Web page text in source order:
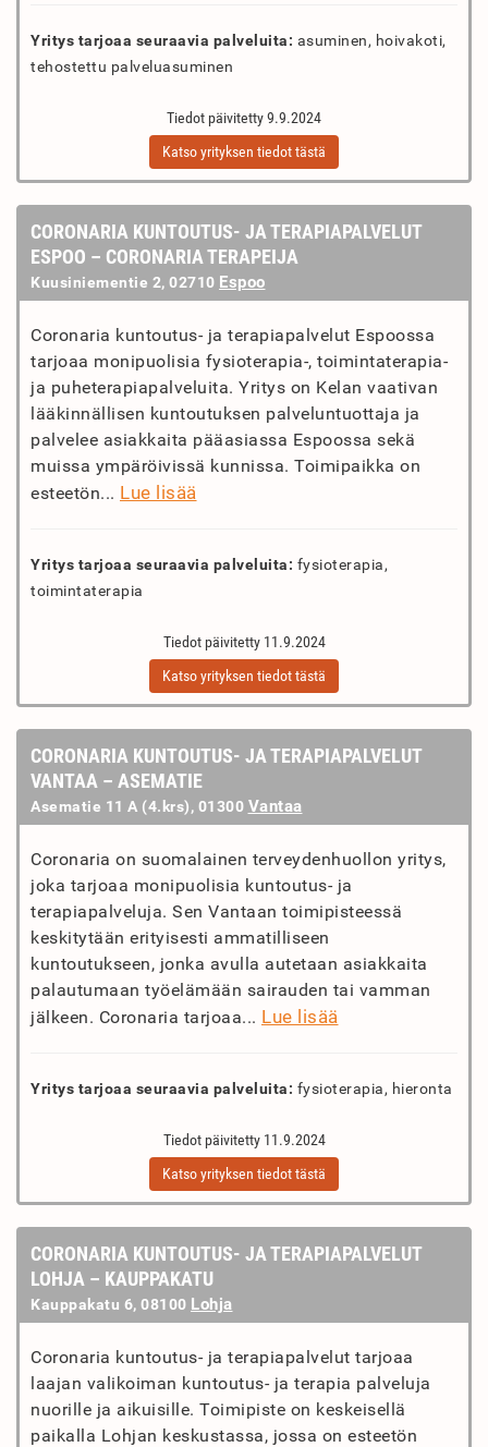
Yritys tarjoaa seuraavia palveluita: asuminen, hoivakoti,
tehostettu palveluasuminen
Tiedot päivitetty 9.9.2024
Katso yrityksen tiedot tästä
CORONARIA KUNTOUTUS- JA TERAPIAPALVELUT
ESPOO – CORONARIA TERAPEIJA
Kuusiniementie 2, 02710 Espoo
Coronaria kuntoutus- ja terapiapalvelut Espoossa
tarjoaa monipuolisia fysioterapia-, toimintaterapia-
ja puheterapiapalveluita. Yritys on Kelan vaativan
lääkinnällisen kuntoutuksen palveluntuottaja ja
palvelee asiakkaita pääasiassa Espoossa sekä
muissa ympäröivissä kunnissa. Toimipaikka on
esteetön... Lue lisää
Yritys tarjoaa seuraavia palveluita: fysioterapia,
toimintaterapia
Tiedot päivitetty 11.9.2024
Katso yrityksen tiedot tästä
CORONARIA KUNTOUTUS- JA TERAPIAPALVELUT
VANTAA – ASEMATIE
Asematie 11 A (4.krs), 01300 Vantaa
Coronaria on suomalainen terveydenhuollon yritys,
joka tarjoaa monipuolisia kuntoutus- ja
terapiapalveluja. Sen Vantaan toimipisteessä
keskitytään erityisesti ammatilliseen
kuntoutukseen, jonka avulla autetaan asiakkaita
palautumaan työelämään sairauden tai vamman
jälkeen. Coronaria tarjoaa... Lue lisää
Yritys tarjoaa seuraavia palveluita: fysioterapia, hieronta
Tiedot päivitetty 11.9.2024
Katso yrityksen tiedot tästä
CORONARIA KUNTOUTUS- JA TERAPIAPALVELUT
LOHJA – KAUPPAKATU
Kauppakatu 6, 08100 Lohja
Coronaria kuntoutus- ja terapiapalvelut tarjoaa
laajan valikoiman kuntoutus- ja terapia palveluja
nuorille ja aikuisille. Toimipiste on keskeisellä
paikalla Lohjan keskustassa, jossa on esteetön